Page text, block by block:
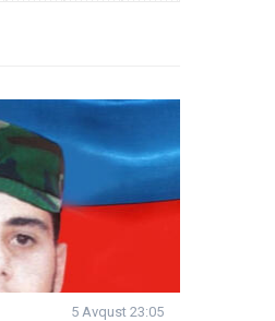
5 Avqust 23:05